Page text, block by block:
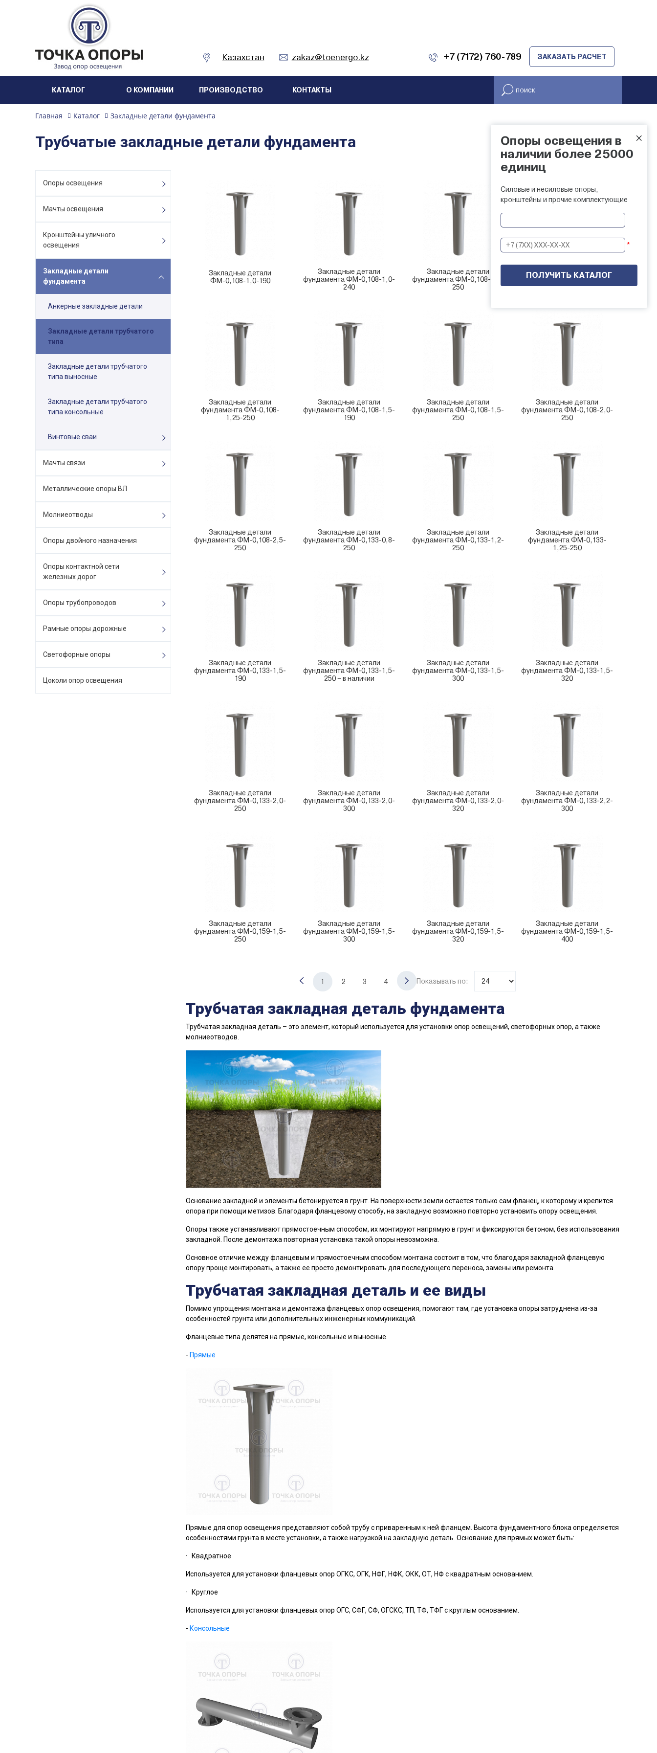
Казахстан zakaz@toenergo.kz +7 (7172) 760-789 ЗАКАЗАТЬ РАСЧЕТ
КАТАЛОГ О КОМПАНИИ ПРОИЗВОДСТВО КОНТАКТЫ
Главная Каталог Закладные детали фундамента
Трубчатые закладные детали фундамента НАЛИЧИЕ НА СКЛАДЕ
Опоры освещения
Мачты освещения
Кронштейны уличного
освещения
Закладные детали
фундамента
Анкерные закладные детали
Закладные детали трубчатого
типа
Закладные детали трубчатого
типа выносные
Закладные детали трубчатого
типа консольные
Винтовые сваи
Мачты связи
Металлические опоры ВЛ
Молниеотводы
Опоры двойного назначения
Опоры контактной сети
железных дорог
Опоры трубопроводов
Рамные опоры дорожные
Светофорные опоры
Цоколи опор освещения
Закладные детали
ФМ-0,108-1,0-190
Закладные детали
фундамента ФМ-0,108-1,0-
240
Закладные детали
фундамента ФМ-0,108-1,0-
250
Закладные детали
фундамента ФМ-0,108-1,2-
190
Закладные детали
фундамента ФМ-0,108-
1,25-250
Закладные детали
фундамента ФМ-0,108-1,5-
190
Закладные детали
фундамента ФМ-0,108-1,5-
250
Закладные детали
фундамента ФМ-0,108-2,0-
250
Закладные детали
фундамента ФМ-0,108-2,5-
250
Закладные детали
фундамента ФМ-0,133-0,8-
250
Закладные детали
фундамента ФМ-0,133-1,2-
250
Закладные детали
фундамента ФМ-0,133-
1,25-250
Закладные детали
фундамента ФМ-0,133-1,5-
190
Закладные детали
фундамента ФМ-0,133-1,5-
250 – в наличии
Закладные детали
фундамента ФМ-0,133-1,5-
300
Закладные детали
фундамента ФМ-0,133-1,5-
320
Закладные детали
фундамента ФМ-0,133-2,0-
250
Закладные детали
фундамента ФМ-0,133-2,0-
300
Закладные детали
фундамента ФМ-0,133-2,0-
320
Закладные детали
фундамента ФМ-0,133-2,2-
300
Закладные детали
фундамента ФМ-0,159-1,5-
250
Закладные детали
фундамента ФМ-0,159-1,5-
300
Закладные детали
фундамента ФМ-0,159-1,5-
320
Закладные детали
фундамента ФМ-0,159-1,5-
400
1 2 3 4 Показывать по:
Трубчатая закладная деталь фундамента
Трубчатая закладная деталь – это элемент, который используется для установки опор освещений, светофорных опор, а также
молниеотводов.
Основание закладной и элементы бетонируется в грунт. На поверхности земли остается только сам фланец, к которому и крепится
опора при помощи метизов. Благодаря фланцевому способу, на закладную возможно повторно установить опору освещения.
Опоры также устанавливают прямостоечным способом, их монтируют напрямую в грунт и фиксируются бетоном, без использования
закладной. После демонтажа повторная установка такой опоры невозможна.
Основное отличие между фланцевым и прямостоечным способом монтажа состоит в том, что благодаря закладной фланцевую
опору проще монтировать, а также ее просто демонтировать для последующего переноса, замены или ремонта.
Трубчатая закладная деталь и ее виды
Помимо упрощения монтажа и демонтажа фланцевых опор освещения, помогают там, где установка опоры затруднена из-за
особенностей грунта или дополнительных инженерных коммуникаций.
Фланцевые типа делятся на прямые, консольные и выносные.
- Прямые
Прямые для опор освещения представляют собой трубу с приваренным к ней фланцем. Высота фундаментного блока определяется
особенностями грунта в месте установки, а также нагрузкой на закладную деталь. Основание для прямых может быть:
· Квадратное
Используется для установки фланцевых опор ОГКС, ОГК, НФГ, НФК, ОКК, ОТ, НФ с квадратным основанием.
· Круглое
Используется для установки фланцевых опор ОГС, СФГ, СФ, ОГСКС, ТП, ТФ, ТФГ с круглым основанием.
- Консольные
×
Опоры освещения в
наличии более 25000
единиц
Силовые и несиловые опоры,
кронштейны и прочие комплектующие
*